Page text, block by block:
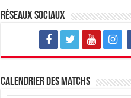
Réseaux sociaux
Calendrier des matchs